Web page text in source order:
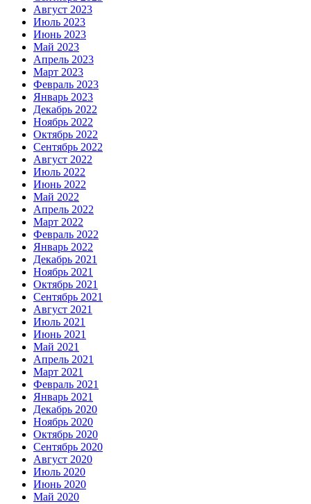
Август 2023
Июль 2023
Июнь 2023
Май 2023
Апрель 2023
Март 2023
Февраль 2023
Январь 2023
Декабрь 2022
Ноябрь 2022
Октябрь 2022
Сентябрь 2022
Август 2022
Июль 2022
Июнь 2022
Май 2022
Апрель 2022
Март 2022
Февраль 2022
Январь 2022
Декабрь 2021
Ноябрь 2021
Октябрь 2021
Сентябрь 2021
Август 2021
Июль 2021
Июнь 2021
Май 2021
Апрель 2021
Март 2021
Февраль 2021
Январь 2021
Декабрь 2020
Ноябрь 2020
Октябрь 2020
Сентябрь 2020
Август 2020
Июль 2020
Июнь 2020
Май 2020